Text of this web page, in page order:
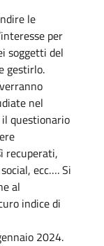
le
per
soggetti del
gestirlo.
nel
questionario
recuperati,
ecc…. Si
al
indice di
2024.